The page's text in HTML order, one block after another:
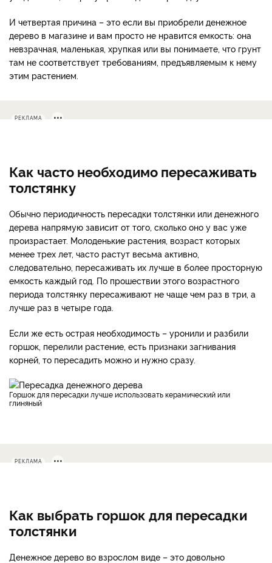
И четвертая причина – это если вы приобрели денежное
дерево в магазине и вам просто не нравится емкость: она
невзрачная, маленькая, хрупкая или вы понимаете, что грунт
там не соответствует требованиям, предъявляемым к нему
этим растением.
РЕКЛАМА
Как часто необходимо пересаживать
толстянку
Обычно периодичность пересадки толстянки или денежного
дерева напрямую зависит от того, сколько оно у вас уже
произрастает. Молоденькие растения, возраст которых
менее трех лет, часто растут весьма активно,
следовательно, пересаживать их лучше в более просторную
емкость каждый год. По прошествии этого возрастного
периода толстянку пересаживают не чаще чем раз в три, а
лучше раз в четыре года.
Если же есть острая необходимость – уронили и разбили
горшок, перелили растение, есть признаки загнивания
корней, то пересадить можно и нужно сразу.
Горшок для пересадки лучше использовать керамический или
глиняный
РЕКЛАМА
Как выбрать горшок для пересадки
толстянки
Денежное дерево во взрослом виде – это довольно